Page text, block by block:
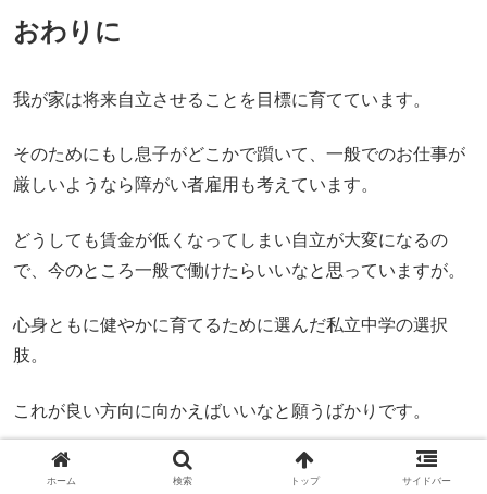
おわりに
我が家は将来自立させることを目標に育てています。
そのためにもし息子がどこかで躓いて、一般でのお仕事が
厳しいようなら障がい者雇用も考えています。
どうしても賃金が低くなってしまい自立が大変になるの
で、今のところ一般で働けたらいいなと思っていますが。
心身ともに健やかに育てるために選んだ私立中学の選択
肢。
これが良い方向に向かえばいいなと願うばかりです。
今後もその後の変化など記事を書いていきたいと思いま
ホーム 検索 トップ サイドバー